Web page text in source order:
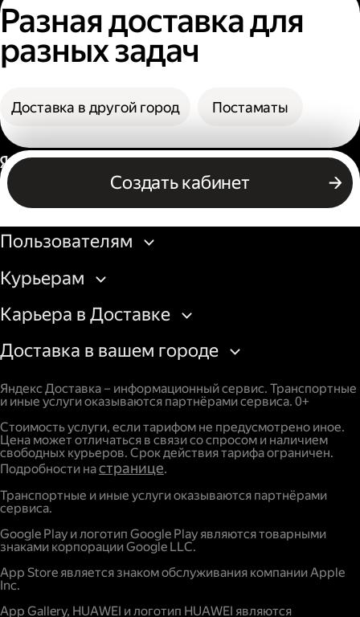
Разная доставка для
разных задач
Доставка в другой город Постаматы
Создать кабинет
Россия
Бизнесу
Пользователям
Курьерам
Карьера в Доставке
Доставка в вашем городе
Яндекс Доставка – информационный сервис. Транспортные
и иные услуги оказываются партнёрами сервиса. 0+
Стоимость услуги, если тарифом не предусмотрено иное.
Цена может отличаться в связи со спросом и наличием
свободных курьеров. Срок действия тарифа ограничен.
Подробности настранице.
Транспортные и иные услуги оказываются партнёрами
сервиса.
Google Play и логотип Google Play являются товарными
знаками корпорации Google LLC.
App Store является знаком обслуживания компании Apple
Inc.
App Gallery, HUAWEI и логотип HUAWEI являются